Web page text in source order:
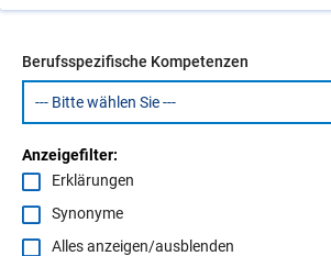
Berufsspezifische Kompetenzen
Anzeigefilter:
Erklärungen
Synonyme
Alles anzeigen/ausblenden